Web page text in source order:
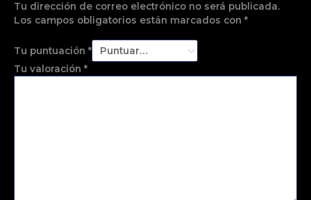
Tu dirección de correo electrónico no será publicada.
Los campos obligatorios están marcados con *
Tu puntuación *
Tu valoración *